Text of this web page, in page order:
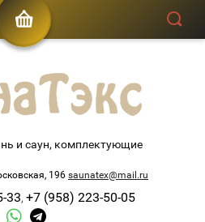
и саун, комплектующие
196 saunatex@mail.ru
33, +7 (958) 223-50-05